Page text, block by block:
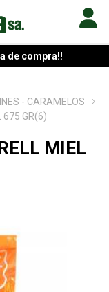
de compra!!
- CARAMELOS
675 GR(6)
MIEL